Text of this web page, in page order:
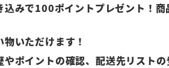
込みで100ポイントプレゼント！
いただけます！
やポイントの確認、配送先リスト